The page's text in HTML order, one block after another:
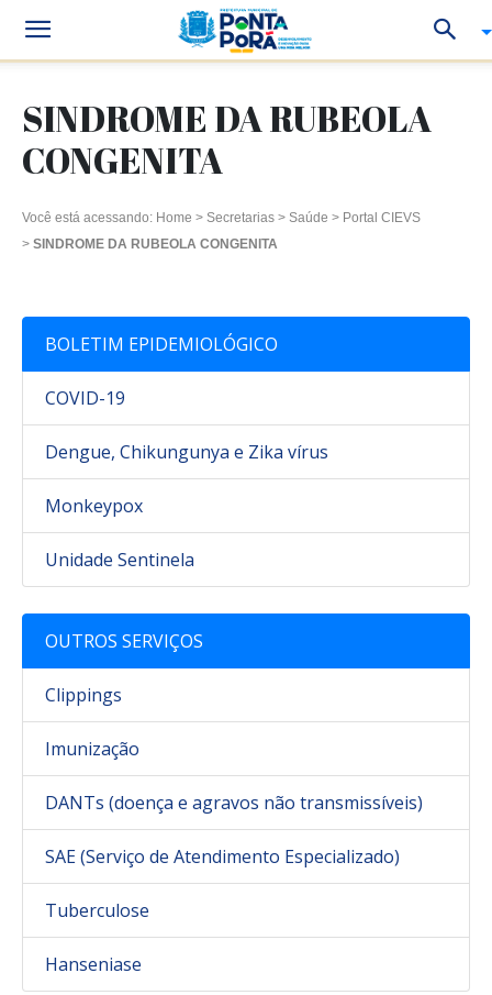
SINDROME DA RUBEOLA
CONGENITA
Você está acessando: Home > Secretarias > Saúde > Portal CIEVS
> SINDROME DA RUBEOLA CONGENITA
BOLETIM EPIDEMIOLÓGICO
COVID-19
Dengue, Chikungunya e Zika vírus
Monkeypox
Unidade Sentinela
OUTROS SERVIÇOS
Clippings
Imunização
DANTs (doença e agravos não transmissíveis)
SAE (Serviço de Atendimento Especializado)
Tuberculose
Hanseniase